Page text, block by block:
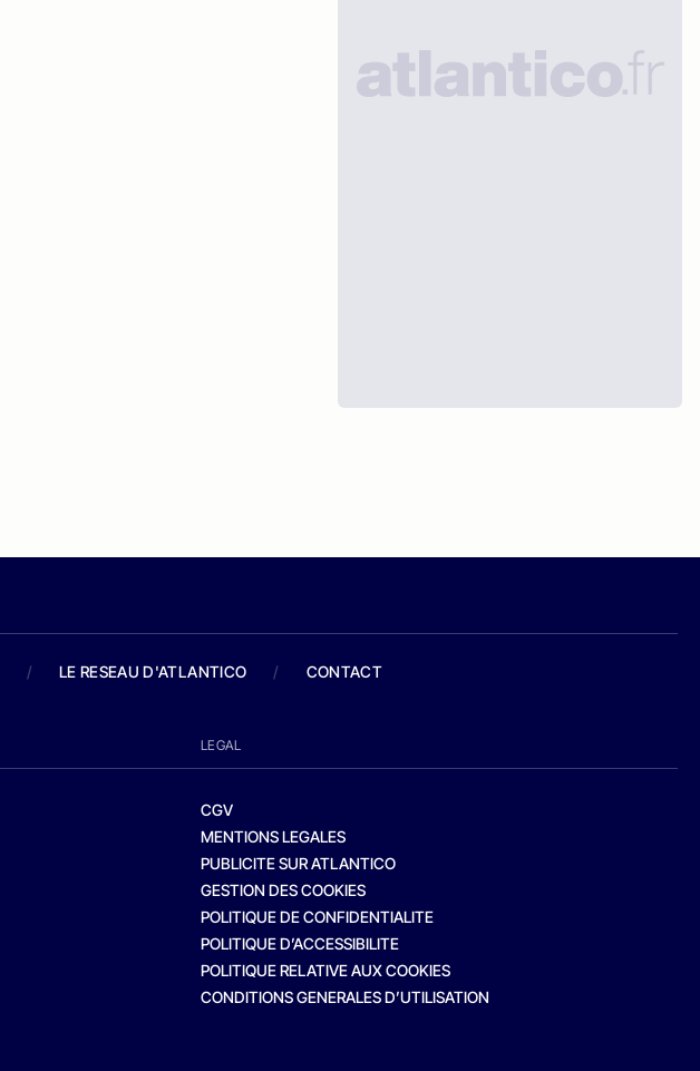
/ LE RESEAU D'ATLANTICO / CONTACT
LEGAL
CGV
MENTIONS LEGALES
PUBLICITE SUR ATLANTICO
GESTION DES COOKIES
POLITIQUE DE CONFIDENTIALITE
POLITIQUE D’ACCESSIBILITE
POLITIQUE RELATIVE AUX COOKIES
CONDITIONS GENERALES D’UTILISATION